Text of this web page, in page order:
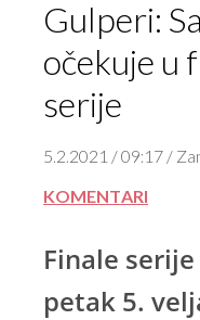
Gulperi:
očekuje u
serije
5.2.2021 / 09:17 /
KOMENTARI
Finale
petak 5.